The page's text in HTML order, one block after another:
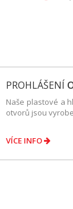
PROHLÁŠENÍ
Naše plastové a
otvorů jsou
VÍCE INFO